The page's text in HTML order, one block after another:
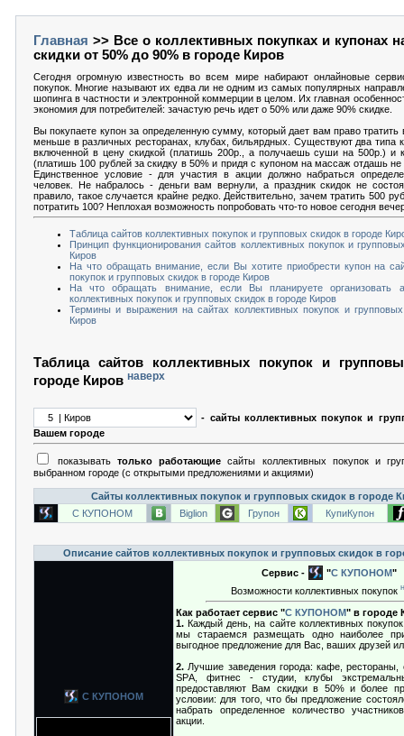
Главная >> Все о коллективных покупках и купонах
скидки от 50% до 90% в городе Киров
Сегодня огромную известность во всем мире набирают онлайновые
покупок. Многие называют их едва ли не одним из самых популярных
шопинга в частности и электронной коммерции в целом. Их главная
экономия для потребителей: зачастую речь идет о 50% или даже 90% скидке.
Вы покупаете купон за определенную сумму, который дает вам право тратить
меньше в различных ресторанах, клубах, бильярдных. Существуют два типа
включенной в цену скидкой (платишь 200р., а получаешь суши на 500р.) и
(платишь 100 рублей за скидку в 50% и придя с купоном на массаж отдашь не
Единственное условие - для участия в акции должно набраться
человек. Не набралось - деньги вам вернули, а праздник скидок не
правило, такое случается крайне редко. Действительно, зачем тратить 500
потратить 100? Неплохая возможность попробовать что-то новое сегодня
Таблица сайтов коллективных покупок и групповых скидок в городе
Принцип функционирования сайтов коллективных покупок и
Киров
На что обращать внимание, если Вы хотите приобрести купон на
покупок и групповых скидок в городе Киров
На что обращать внимание, если Вы планируете организовать
коллективных покупок и групповых скидок в городе Киров
Термины и выражения на сайтах коллективных покупок и
Киров
Таблица сайтов коллективных покупок и
городе Киров наверх
- сайты коллективных покупок и
Вашем городе
показыватьтолько работающие сайты коллективных покупок и
выбранном городе (с открытыми предложениями и акциями)
Сайты коллективных покупок и групповых скидок в городе
С КУПОНОМ
Biglion Групон КупиКупон
Описание сайтов коллективных покупок и групповых скидок в
С КУПОНОМ
Сервис - "С КУПОНОМ"
Возможности коллективных покупок
Как работает сервис "С КУПОНОМ" в городе
1. Каждый день, на сайте коллективных
мы стараемся размещать одно наиболее
выгодное предложение для Вас, ваших друзей
2. Лучшие заведения города: кафе, рестораны,
SРA, фитнес - студии, клубы
предоставляют Вам скидки в 50% и более
условии: для того, что бы предложение
набрать определенное количество
акции.